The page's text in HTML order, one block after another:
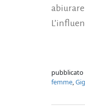
pubblicato
femme,